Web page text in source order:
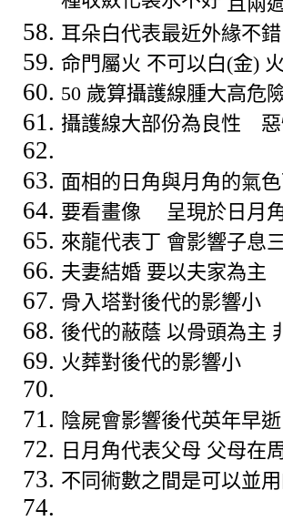
耳朵白代表最近外緣不錯
命門屬火 不可以白(金)
50 歲算攝護線腫大高危
攝護線大部份為良性
面相的日角與月角的氣
要看畫像
呈現於日月
來龍代表丁 會影響子息
夫妻結婚 要以夫家為主
骨入塔對後代的影響小
後代的蔽蔭 以骨頭為主
火葬對後代的影響小
陰屍會影響後代英年早逝
日月角代表父母 父母在
不同術數之間是可以並